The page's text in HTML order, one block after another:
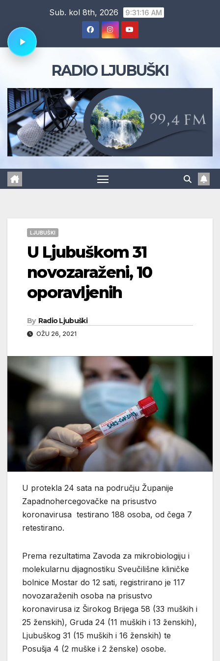
content
Sub. kol 8th, 2026 9:31:17 AM
RADIO LJUBUŠKI
LJUBUŠKI
U Ljubuškom 31
novozaraženi, 10
oporavljenih
By Radio Ljubuški
OŽU 26, 2021
U protekla 24 sata na području Županije
Zapadnohercegovačke na prisustvo
koronavirusa testirano 188 osoba, od čega 7
retestirano.
Prema rezultatima Zavoda za mikrobiologiju i
molekularnu dijagnostiku Sveučilišne kliničke
bolnice Mostar do 12 sati, registrirano je 117
novozaraženih osoba na prisustvo
koronavirusa iz Širokog Brijega 58 (33 muških i
25 ženskih), Gruda 24 (11 muških i 13 ženskih),
Ljubuškog 31 (15 muških i 16 ženskih) te
Posušja 4 (2 muške i 2 ženske) osobe.